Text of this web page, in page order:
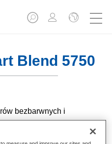
Blend 5750​
bezbarwnych i